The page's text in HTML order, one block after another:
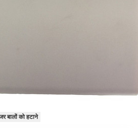
बालों को हटाने